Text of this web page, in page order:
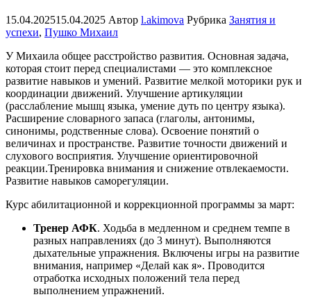
15.04.202515.04.2025 Автор l.akimova Рубрика Занятия и
успехи, Пушко Михаил
У Михаила общее расстройство развития. Основная задача,
которая стоит перед специалистами — это комплексное
развитие навыков и умений. Развитие мелкой моторики рук и
координации движений. Улучшение артикуляции
(расслабление мышц языка, умение дуть по центру языка).
Расширение словарного запаса (глаголы, антонимы,
синонимы, родственные слова). Освоение понятий о
величинах и пространстве. Развитие точности движений и
слухового восприятия. Улучшение ориентировочной
реакции.Тренировка внимания и снижение отвлекаемости.
Развитие навыков саморегуляции.
Курс абилитационной и коррекционной программы за март:
Тренер АФК. Ходьба в медленном и среднем темпе в
разных направлениях (до 3 минут). Выполняются
дыхательные упражнения. Включены игры на развитие
внимания, например «Делай как я». Проводится
отработка исходных положений тела перед
выполнением упражнений.